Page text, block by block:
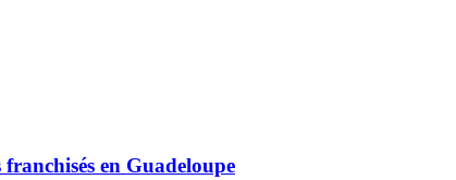
franchisés en Guadeloupe